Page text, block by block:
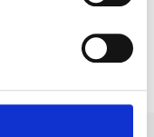
kjøpt